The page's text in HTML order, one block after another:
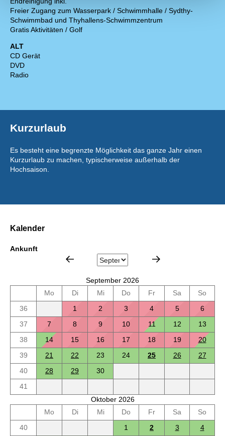
Freier Zugang zum Wasserpark / Schwimmhalle / Sydthy-
Schwimmbad und Thyhallens-Schwimmzentrum
Gratis Aktivitäten / Golf
ALT
CD Gerät
DVD
Radio
Kurzurlaub
Es besteht eine begrenzte Möglichkeit das ganze Jahr einen
Kurzurlaub zu machen, typischerweise außerhalb der
Hochsaison.
Kalender
Ankunft
September 2026
Mo
Di Mi Do Fr Sa
So
36
1 2 3 4 5
6
37
7 8 9 10 11 12
13
38
14 15 16 17 18 19
20
39
21 22 23 24 25 26
27
40
28 29
30
41
Oktober 2026
Mo
Di Mi Do Fr Sa
So
40
1 2 3
4